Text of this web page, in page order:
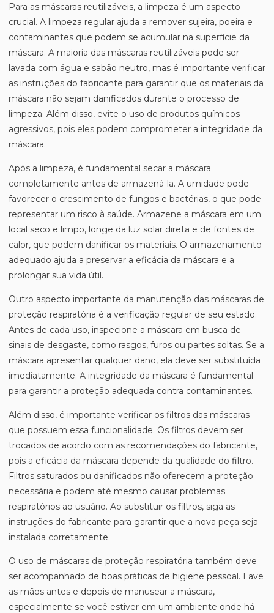
Para as máscaras reutilizáveis, a limpeza é um aspecto
crucial. A limpeza regular ajuda a remover sujeira, poeira e
contaminantes que podem se acumular na superfície da
máscara. A maioria das máscaras reutilizáveis pode ser
lavada com água e sabão neutro, mas é importante verificar
as instruções do fabricante para garantir que os materiais da
máscara não sejam danificados durante o processo de
limpeza. Além disso, evite o uso de produtos químicos
agressivos, pois eles podem comprometer a integridade da
máscara.
Após a limpeza, é fundamental secar a máscara
completamente antes de armazená-la. A umidade pode
favorecer o crescimento de fungos e bactérias, o que pode
representar um risco à saúde. Armazene a máscara em um
local seco e limpo, longe da luz solar direta e de fontes de
calor, que podem danificar os materiais. O armazenamento
adequado ajuda a preservar a eficácia da máscara e a
prolongar sua vida útil.
Outro aspecto importante da manutenção das máscaras de
proteção respiratória é a verificação regular de seu estado.
Antes de cada uso, inspecione a máscara em busca de
sinais de desgaste, como rasgos, furos ou partes soltas. Se a
máscara apresentar qualquer dano, ela deve ser substituída
imediatamente. A integridade da máscara é fundamental
para garantir a proteção adequada contra contaminantes.
Além disso, é importante verificar os filtros das máscaras
que possuem essa funcionalidade. Os filtros devem ser
trocados de acordo com as recomendações do fabricante,
pois a eficácia da máscara depende da qualidade do filtro.
Filtros saturados ou danificados não oferecem a proteção
necessária e podem até mesmo causar problemas
respiratórios ao usuário. Ao substituir os filtros, siga as
instruções do fabricante para garantir que a nova peça seja
instalada corretamente.
O uso de máscaras de proteção respiratória também deve
ser acompanhado de boas práticas de higiene pessoal. Lave
as mãos antes e depois de manusear a máscara,
especialmente se você estiver em um ambiente onde há